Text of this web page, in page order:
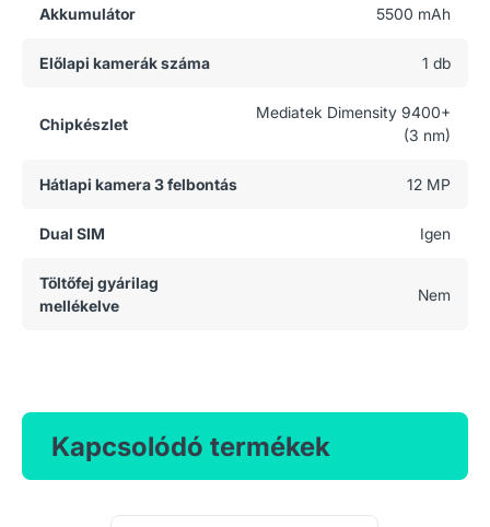
Akkumulátor 5500 mAh
Előlapi kamerák száma 1 db
Chipkészlet
Mediatek Dimensity 9400+
(3 nm)
Hátlapi kamera 3 felbontás 12 MP
Dual SIM Igen
Töltőfej gyárilag
mellékelve
Nem
Kapcsolódó termékek